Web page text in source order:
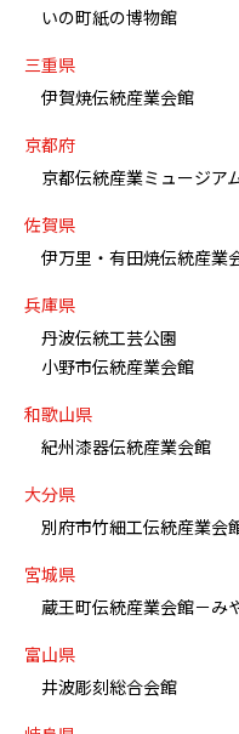
いの町紙の博物館
三重県
伊賀焼伝統産業会館
京都府
京都伝統産業ミュージア
佐賀県
伊万里・有田焼伝統産業
兵庫県
丹波伝統工芸公園
小野市伝統産業会館
和歌山県
紀州漆器伝統産業会館
大分県
別府市竹細工伝統産業会
宮城県
蔵王町伝統産業会館－み
富山県
井波彫刻総合会館